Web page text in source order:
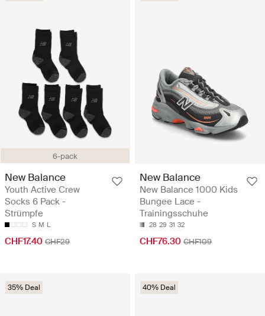
6-pack
New Balance
Youth Active Crew
Socks 6 Pack -
Strümpfe
S M L
CHF17.40 CHF29
New Balance
New Balance 1000 Kids
Bungee Lace -
Trainingsschuhe
28 29 31 32
CHF76.30 CHF109
35% Deal 40% Deal